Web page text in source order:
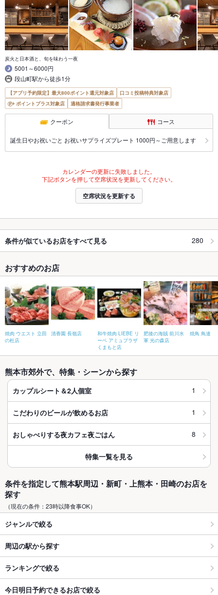
炭火と日本酒と、旬を味わう一夜
5001～6000円
段山町駅から徒歩1分
【アプリ予約限定】最大800ポイント還元対象店
口コミ投稿特典対象店
ポイントプラス対象店
適格請求書発行事業者
クーポン コース
誕生日やお祝いごと お祝いサプライズプレート 1000円～ご用意します
カレンダーの更新に失敗しました。
下記ボタンを押して空席状況を更新してください。
空席状況を更新する
条件が似ているお店をすべて見る 280
おすすめのお店
焼肉 ウエスト 立田
の杜店
清香園 長嶺店
和牛焼肉 LIEBE リ
ーベ アミュプラザ
くまもと店
肥後の海賊 前川水
軍 光の森店
焼鳥 鳥達
熊本市郊外で、特集・シーンから探す
カップルシート＆2人個室 1
こだわりのビールが飲めるお店 1
おしゃべりする夜カフェ夜ごはん 8
特集一覧を見る
条件を指定して熊本駅周辺・新町・上熊本・田崎のお店を
探す
（現在の条件：23時以降食事OK）
ジャンルで絞る
周辺の駅から探す
ランキングで絞る
今日明日予約できるお店で絞る